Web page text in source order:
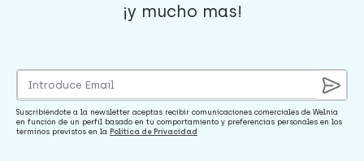
¡y mucho mas!
Suscribiéndote a la newsletter aceptas recibir comunicaciones comerciales de Welnia
en función de un perfil basado en tu comportamiento y preferencias personales en los
términos previstos en la Política de Privacidad